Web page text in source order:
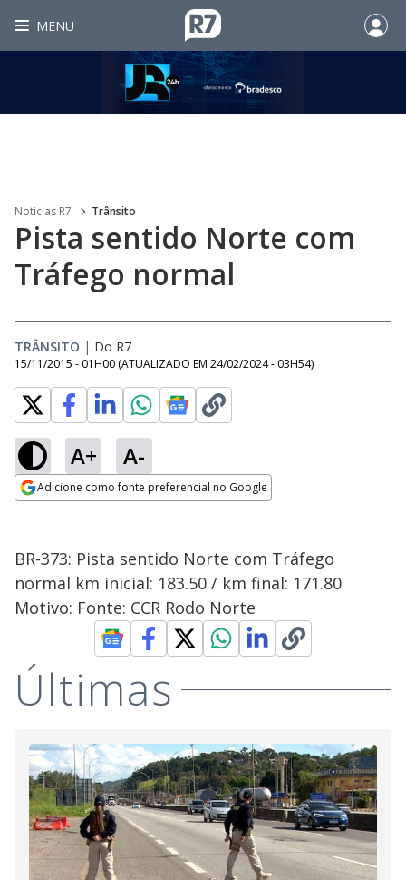
MENU
Noticias R7 Trânsito
Pista sentido Norte com
Tráfego normal
TRÂNSITO | Do R7
15/11/2015 - 01H00 (ATUALIZADO EM 24/02/2024 - 03H54)
A+ A-
Adicione como fonte preferencial no Google
BR-373: Pista sentido Norte com Tráfego
normal km inicial: 183.50 / km final: 171.80
Motivo: Fonte: CCR Rodo Norte
Últimas